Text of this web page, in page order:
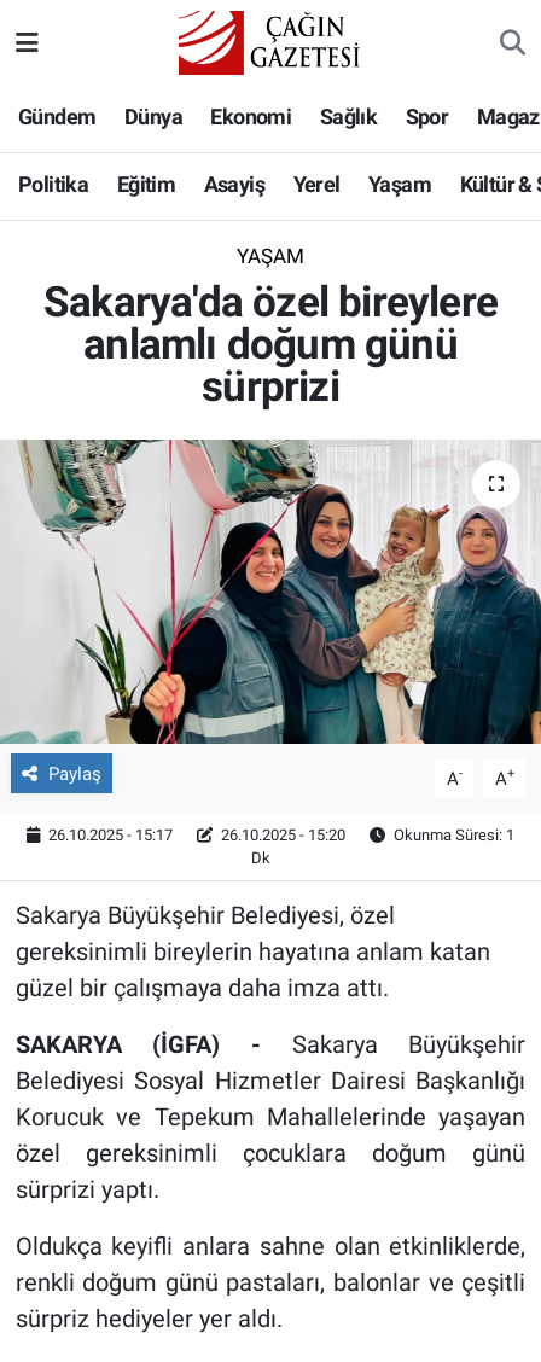
Gündem Dünya Ekonomi Sağlık Spor
Politika Eğitim Asayiş Yerel Yaşam Kültür &
YAŞAM
Sakarya'da özel bireylere
anlamlı doğum günü
sürprizi
Paylaş A- A+
26.10.2025 - 15:17 26.10.2025 - 15:20
Okunma Süresi: 1
Dk
Sakarya Büyükşehir Belediyesi, özel
gereksinimli bireylerin hayatına anlam katan
güzel bir çalışmaya daha imza attı.
SAKARYA (İGFA) - Sakarya Büyükşehir
Belediyesi Sosyal Hizmetler Dairesi Başkanlığı
Korucuk ve Tepekum Mahallelerinde yaşayan
özel gereksinimli çocuklara doğum günü
sürprizi yaptı.
Oldukça keyifli anlara sahne olan etkinliklerde,
renkli doğum günü pastaları, balonlar ve çeşitli
sürpriz hediyeler yer aldı.
Eğitim
Asayiş
Yaşam
Kültür & Sanat
Bilim-Teknoloji
Köşe Yazıları
Röportaj
Video Galeri
Hava Durumu
Namaz Vakitleri
Süper Lig Puan Durumu ve Fikstür
Tüm Manşetler
Son Dakika Haberleri
Haber Arşivi